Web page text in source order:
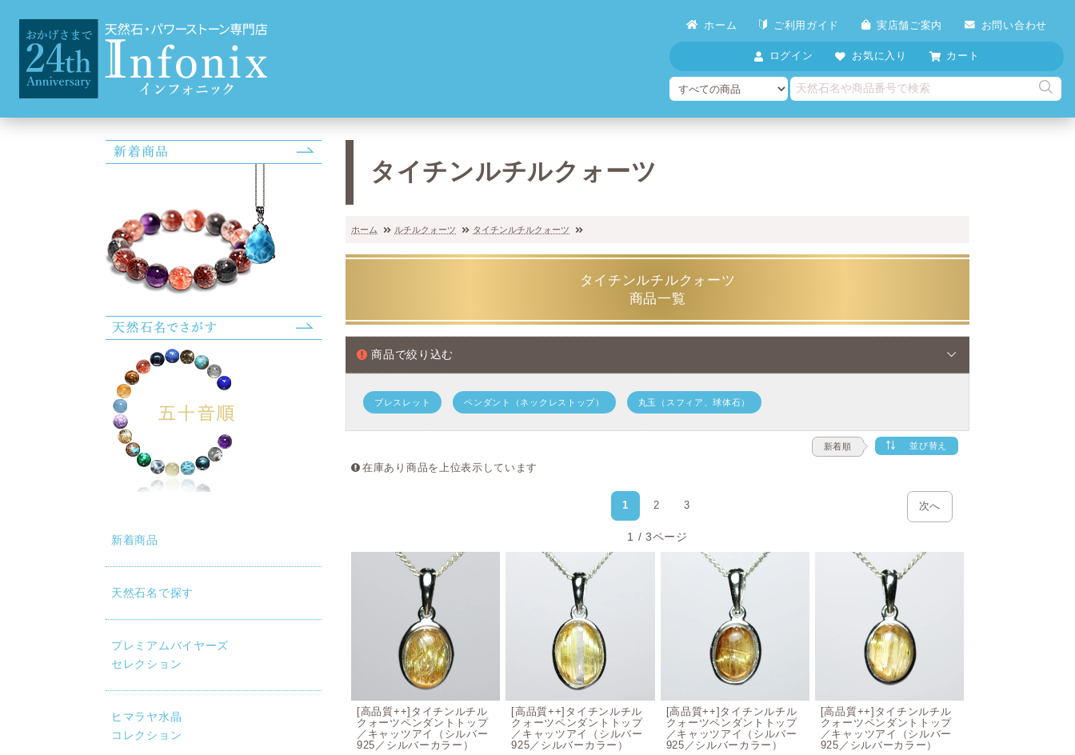
ホーム ご利用ガイド 実店舗ご案内 お問い合わせ
ログイン お気に入り カート
新着商品
天然石名で探す
プレミアムバイヤーズ
セレクション
ヒマラヤ水晶
コレクション
タイチンルチルクォーツ
ホーム ルチルクォーツ タイチンルチルクォーツ
タイチンルチルクォーツ
商品一覧
商品で絞り込む
ブレスレット ペンダント（ネックレストップ） 丸玉（スフィア、球体石）
新着順 並び替え
在庫あり商品を上位表示しています
1 2 3 次へ
1 / 3ページ
[高品質++]タイチンルチル
クォーツペンダントトップ
／キャッツアイ（シルバー
925／シルバーカラー）
[高品質++]タイチンルチル
クォーツペンダントトップ
／キャッツアイ（シルバー
925／シルバーカラー）
[高品質++]タイチンルチル
クォーツペンダントトップ
／キャッツアイ（シルバー
925／シルバーカラー）
[高品質++]タイチンルチル
クォーツペンダントトップ
／キャッツアイ（シルバー
925／シルバーカラー）